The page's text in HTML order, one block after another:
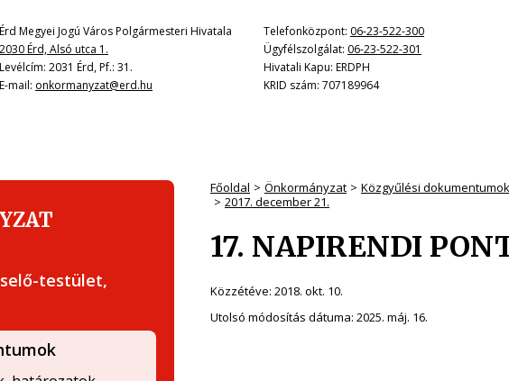
Érd Megyei Jogú Város Polgármesteri Hivatala
2030 Érd, Alsó utca 1.
Levélcím: 2031 Érd, Pf.: 31.
E-mail: onkormanyzat@erd.hu
Telefonközpont: 06-23-522-300
Ügyfélszolgálat: 06-23-522-301
Hivatali Kapu: ERDPH
KRID szám: 707189964
Főoldal Önkormányzat Közgyűlési dokumentumok
2017. december 21.
17. NAPIRENDI
Közzétéve: 2018. okt. 10.
Utolsó módosítás dátuma: 2025. máj. 16.
testület,